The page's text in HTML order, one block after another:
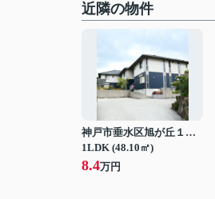
近隣の物件
神戸市垂水区旭が丘１丁目
1LDK (48.10㎡)
8.4万円